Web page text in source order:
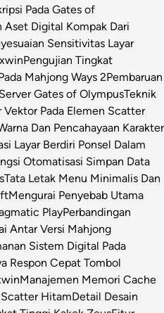
Pada Gates of
Aset Digital Kompak Dari
Sensitivitas Layar
Pengujian Tingkat
Mahjong Ways 2Pembaruan
Gates of OlympusTeknik
Vektor Pada Elemen Scatter
Dan Pencahayaan Karakter
Layar Berdiri Ponsel Dalam
Otomatisasi Simpan Data
Tata Letak Menu Minimalis Dan
Mengurai Penyebab Utama
PlayPerbandingan
Antar Versi Mahjong
Sistem Digital Pada
Respon Cepat Tombol
Manajemen Memori Cache
HitamDetail Desain